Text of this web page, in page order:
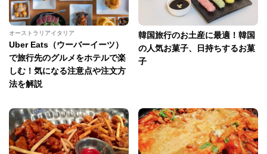
オーストラリアイタリア
Uber Eats（ウーバーイーツ）
で旅行先のグルメをホテルで楽
しむ！気になる注意点や注文方
法を解説
韓国旅行のお土産に最適！韓国
の人気お菓子、日持ちするお菓
子